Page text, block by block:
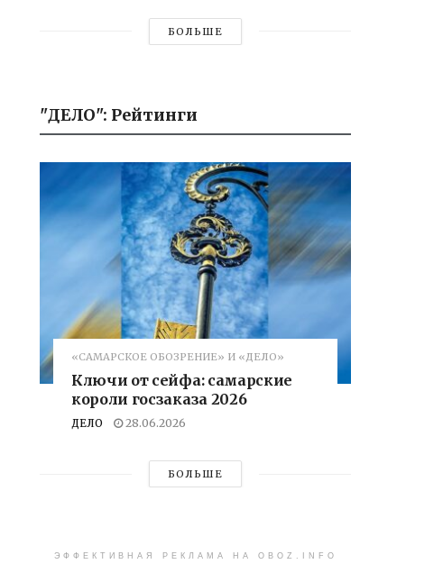
БОЛЬШЕ
"ДЕЛО": Рейтинги
«САМАРСКОЕ ОБОЗРЕНИЕ» И «ДЕЛО»
Ключи от сейфа: самарские
короли госзаказа 2026
ДЕЛО 28.06.2026
БОЛЬШЕ
ЭФФЕКТИВНАЯ РЕКЛАМА НА OBOZ.INFO